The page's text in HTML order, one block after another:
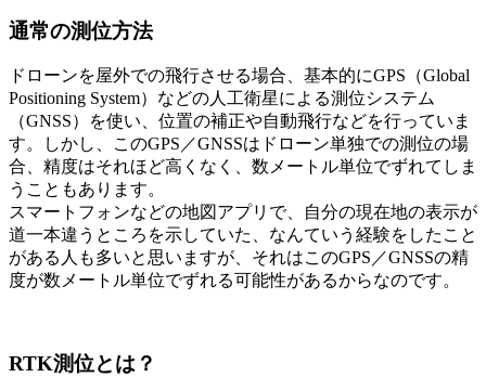
通常の測位方法
ドローンを屋外での飛行させる場合、基本的にGPS（Global
Positioning System）などの人工衛星による測位システム
（GNSS）を使い、位置の補正や自動飛行などを行っていま
す。しかし、このGPS／GNSSはドローン単独での測位の場
合、精度はそれほど高くなく、数メートル単位でずれてしま
うこともあります。
スマートフォンなどの地図アプリで、自分の現在地の表示が
道一本違うところを示していた、なんていう経験をしたこと
がある人も多いと思いますが、それはこのGPS／GNSSの精
度が数メートル単位でずれる可能性があるからなのです。
RTK測位とは？